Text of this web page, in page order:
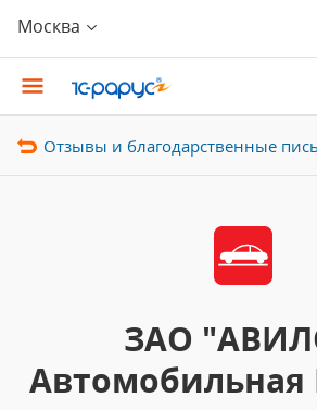
Москва
Отзывы и благодарственные
ЗАО
Автомобильная